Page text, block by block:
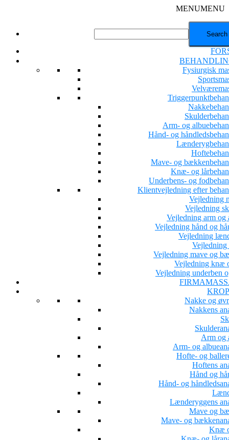
MENUMENU
Fysiurgisk
Arm- og
Hånd- og
Mave- og
Knæ- og
Underbens- og
Klientvejledning efter
Vejledning
Vejledning
Vejledning arm og
Vejledning hånd og
Vejledning
Vejledning
Vejledning mave og
Vejledning knæ
Vejledning underben
Nakke og
Nakkens
Arm og
Arm- og
Hofte- og
Hoftens
Hånd og
Hånd- og
Lænderyggens
Mave og
Mave- og
Knæ